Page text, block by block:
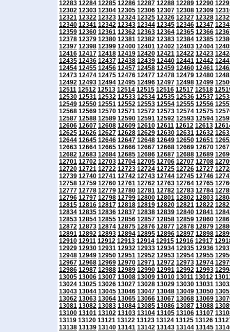
12283 12284 12285 12286 12287 12288 12289 12290
12302 12303 12304 12305 12306 12307 12308 12309
12321 12322 12323 12324 12325 12326 12327 12328
12340 12341 12342 12343 12344 12345 12346 12347
12359 12360 12361 12362 12363 12364 12365 12366
12378 12379 12380 12381 12382 12383 12384 12385
12397 12398 12399 12400 12401 12402 12403 12404
12416 12417 12418 12419 12420 12421 12422 12423
12435 12436 12437 12438 12439 12440 12441 12442
12454 12455 12456 12457 12458 12459 12460 12461
12473 12474 12475 12476 12477 12478 12479 12480
12492 12493 12494 12495 12496 12497 12498 12499
12511 12512 12513 12514 12515 12516 12517 12518
12530 12531 12532 12533 12534 12535 12536 12537
12549 12550 12551 12552 12553 12554 12555 12556
12568 12569 12570 12571 12572 12573 12574 12575
12587 12588 12589 12590 12591 12592 12593 12594
12606 12607 12608 12609 12610 12611 12612 12613
12625 12626 12627 12628 12629 12630 12631 12632
12644 12645 12646 12647 12648 12649 12650 12651
12663 12664 12665 12666 12667 12668 12669 12670
12682 12683 12684 12685 12686 12687 12688 12689
12701 12702 12703 12704 12705 12706 12707 12708
12720 12721 12722 12723 12724 12725 12726 12727
12739 12740 12741 12742 12743 12744 12745 12746
12758 12759 12760 12761 12762 12763 12764 12765
12777 12778 12779 12780 12781 12782 12783 12784
12796 12797 12798 12799 12800 12801 12802 12803
12815 12816 12817 12818 12819 12820 12821 12822
12834 12835 12836 12837 12838 12839 12840 12841
12853 12854 12855 12856 12857 12858 12859 12860
12872 12873 12874 12875 12876 12877 12878 12879
12891 12892 12893 12894 12895 12896 12897 12898
12910 12911 12912 12913 12914 12915 12916 12917
12929 12930 12931 12932 12933 12934 12935 12936
12948 12949 12950 12951 12952 12953 12954 12955
12967 12968 12969 12970 12971 12972 12973 12974
12986 12987 12988 12989 12990 12991 12992 12993
13005 13006 13007 13008 13009 13010 13011 13012
13024 13025 13026 13027 13028 13029 13030 13031
13043 13044 13045 13046 13047 13048 13049 13050
13062 13063 13064 13065 13066 13067 13068 13069
13081 13082 13083 13084 13085 13086 13087 13088
13100 13101 13102 13103 13104 13105 13106 13107
13119 13120 13121 13122 13123 13124 13125 13126
13138 13139 13140 13141 13142 13143 13144 13145